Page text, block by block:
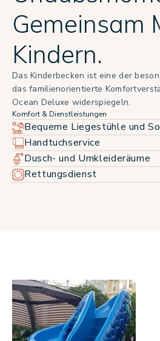
Gemeinsam
Kindern.
Das Kinderbecken ist eine der
das familienorientierte
Ocean Deluxe widerspiegeln.
Komfort & Dienstleistungen
Bequeme Liegestühle und
Handtuchservice
Dusch- und Umkleideräume
Rettungsdienst